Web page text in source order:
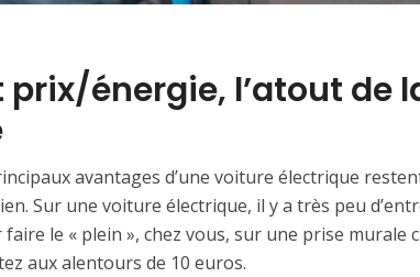
prix/énergie, l’atout de
avantages d’une voiture électrique
Sur une voiture électrique, il y a très peu
le « plein », chez vous, sur une prise murale
aux alentours de 10 euros.